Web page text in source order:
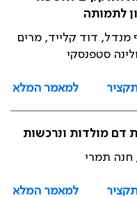
לתמותה
מנדל, דוד קלייד, מרים
סטפנסקי
למאמר המלא
דם מולדות ונרכשות
חנה תמרי
למאמר המלא